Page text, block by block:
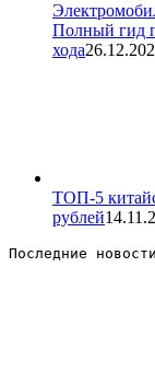
Полный гид
хода
ТОП-5
рублей
Последние